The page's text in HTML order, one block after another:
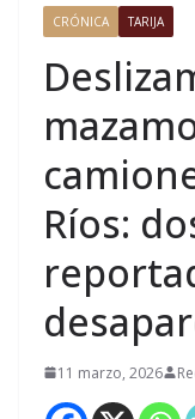
CRÓNICA TARIJA
Ríos:
11 marzo, 2026